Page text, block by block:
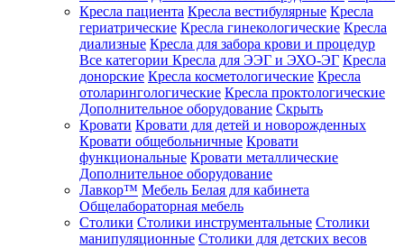
Кресла пациента Кресла вестибулярные Кресла
гериатрические Кресла гинекологические Кресла
диализные Кресла для забора крови и процедур
Все категории Кресла для ЭЭГ и ЭХО-ЭГ Кресла
донорские Кресла косметологические Кресла
отоларингологические Кресла проктологические
Дополнительное оборудование Скрыть
Кровати Кровати для детей и новорожденных
Кровати общебольничные Кровати
функциональные Кровати металлические
Дополнительное оборудование
Лавкор™ Мебель Белая для кабинета
Общелабораторная мебель
Столики Столики инструментальные Столики
манипуляционные Столики для детских весов